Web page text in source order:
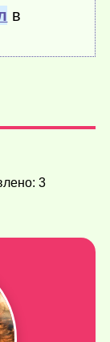
в
3